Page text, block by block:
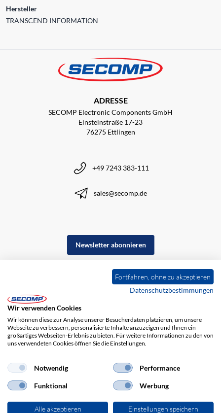
Hersteller
TRANSCEND INFORMATION
ADRESSE
SECOMP Electronic Components GmbH
Einsteinstraße 17-23
76275 Ettlingen
+49 7243 383-111
sales@secomp.de
Newsletter abonnieren
Impressum Haftungsausschluss
Fortfahren, ohne zu akzeptieren
Datenschutzbestimmungen
Wir verwenden Cookies
Wir können diese zur Analyse unserer Besucherdaten platzieren, um unsere
Webseite zu verbessern, personalisierte Inhalte anzuzeigen und Ihnen ein
großartiges Webseiten-Erlebnis zu bieten. Für weitere Informationen zu den von
uns verwendeten Cookies öffnen Sie die Einstellungen.
Notwendig Performance
Funktional Werbung
Alle akzeptieren Einstellungen speichern